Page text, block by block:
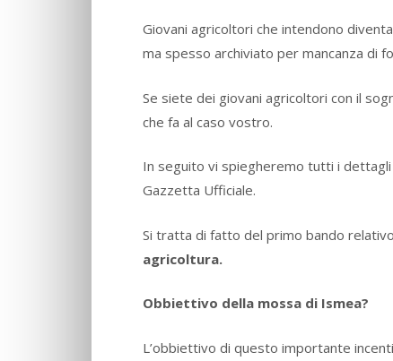
Giovani agricoltori che intendono
ma spesso archiviato per mancanza di
Se siete dei giovani agricoltori con il
che fa al caso vostro.
In seguito vi spiegheremo tutti i
Gazzetta Ufficiale.
Si tratta di fatto del primo bando relativo
agricoltura.
Obbiettivo della mossa di Ismea?
L’obbiettivo di questo importante